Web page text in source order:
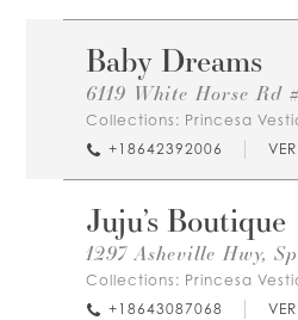
Baby Dreams
6119 White Horse Rd
Collections: Princesa
+18642392006
Juju’s Boutique
1297 Asheville Hwy,
Collections: Princesa
+18643087068